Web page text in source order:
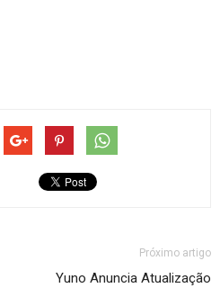
Próximo artigo
Yuno Anuncia Atualização